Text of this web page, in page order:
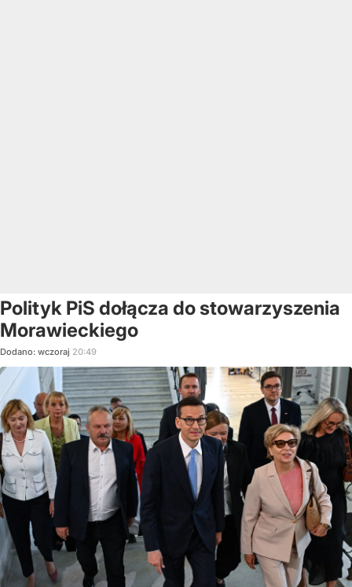
Polityk PiS dołącza do stowarzyszenia
Morawieckiego
Dodano: wczoraj 20:49